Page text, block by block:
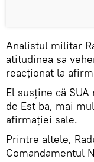
Analistul militar
atitudinea sa
reacționat la
El susține că
de Est ba, mai
afirmației sale.
Printre altele,
Comandamentul